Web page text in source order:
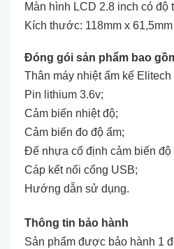
Màn hình LCD 2.8 inch có độ
Kích thước: 118mm x
Đóng gói sản phẩm bao
Thân máy nhiệt ẩm kế Elitech
Pin lithium 3.6v;
Cảm biến nhiệt độ;
Cảm biến đo độ ẩm;
Đế nhựa cố định cảm biến độ
Cáp kết nối cổng USB;
Hướng dẫn sử dụng.
Thông tin bảo hành
Sản phẩm được bảo hành 1